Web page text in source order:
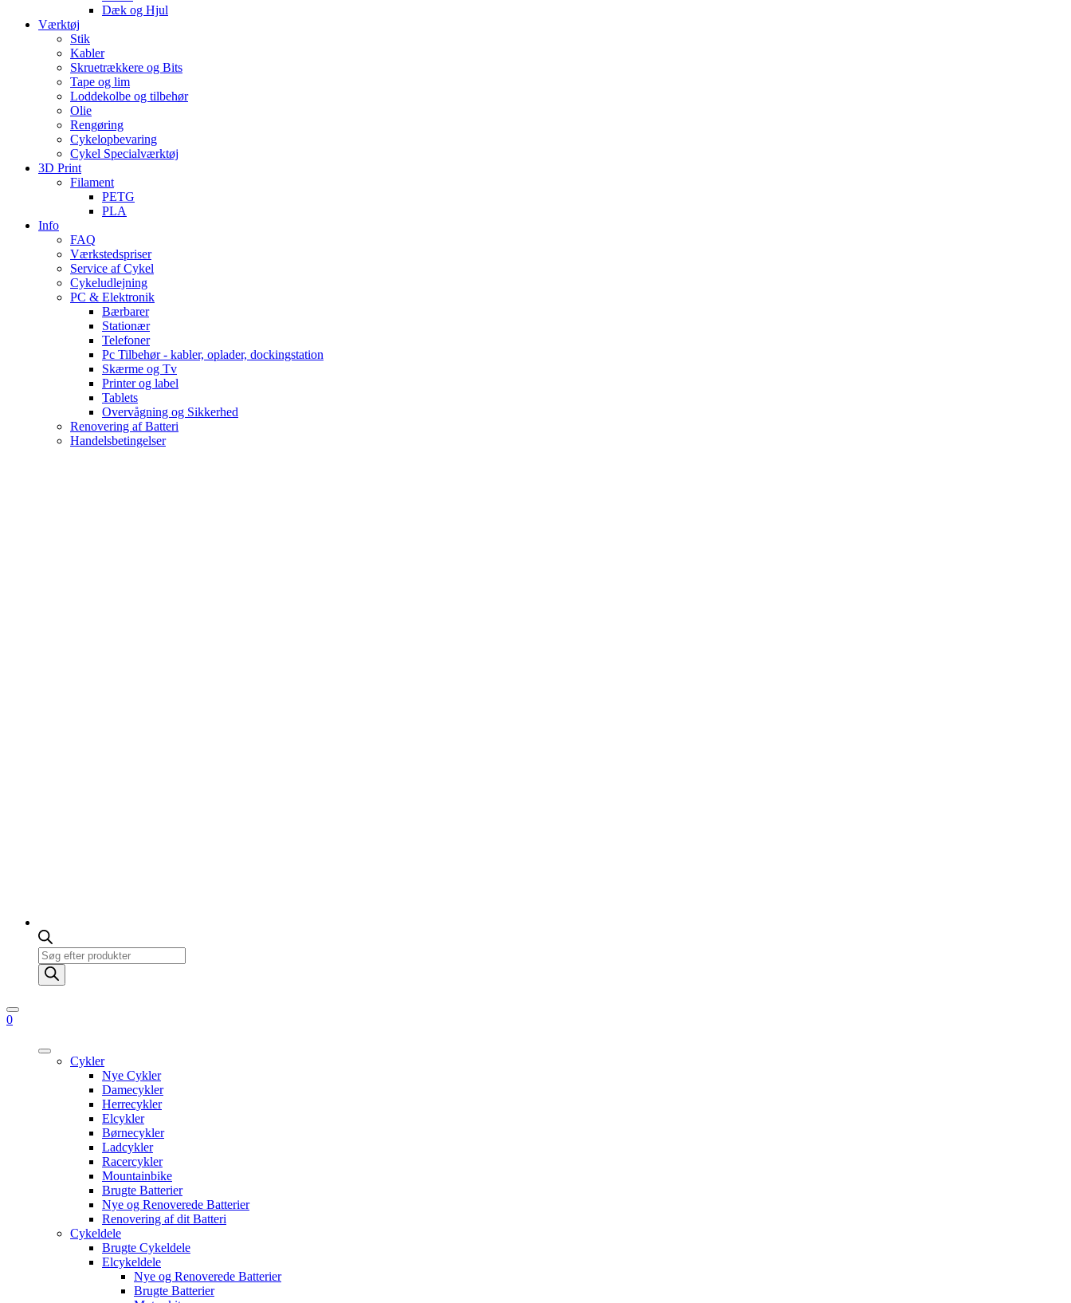
Dæk og Hjul
Værktøj
Stik
Kabler
Skruetrækkere og Bits
Tape og lim
Loddekolbe og tilbehør
Olie
Rengøring
Cykelopbevaring
Cykel Specialværktøj
3D Print
Filament
PETG
PLA
Info
FAQ
Værkstedspriser
Service af Cykel
Cykeludlejning
PC & Elektronik
Bærbarer
Stationær
Telefoner
Pc Tilbehør - kabler, oplader, dockingstation
Skærme og Tv
Printer og label
Tablets
Overvågning og Sikkerhed
Renovering af Batteri
Handelsbetingelser
Products
search
0
Cykler
Nye Cykler
Damecykler
Herrecykler
Elcykler
Børnecykler
Ladcykler
Racercykler
Mountainbike
Brugte Batterier
Nye og Renoverede Batterier
Renovering af dit Batteri
Cykeldele
Brugte Cykeldele
Elcykeldele
Nye og Renoverede Batterier
Brugte Batterier